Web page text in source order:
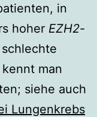
in
hoher EZH2-
man
siehe auch
Lungenkrebs